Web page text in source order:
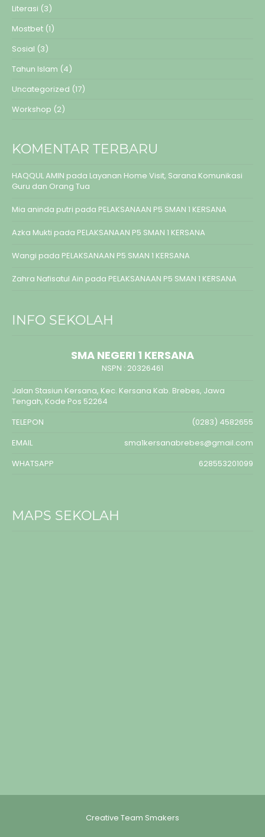
Literasi (3)
Mostbet (1)
Sosial (3)
Tahun Islam (4)
Uncategorized (17)
Workshop (2)
KOMENTAR TERBARU
HAQQUL AMIN pada Layanan Home Visit, Sarana Komunikasi
Guru dan Orang Tua
Mia aninda putri pada PELAKSANAAN P5 SMAN 1 KERSANA
Azka Mukti pada PELAKSANAAN P5 SMAN 1 KERSANA
Wangi pada PELAKSANAAN P5 SMAN 1 KERSANA
Zahra Nafisatul Ain pada PELAKSANAAN P5 SMAN 1 KERSANA
INFO SEKOLAH
SMA NEGERI 1 KERSANA
NSPN : 20326461
Jalan Stasiun Kersana, Kec. Kersana Kab. Brebes, Jawa
Tengah, Kode Pos 52264
TELEPON
(0283) 4582655
EMAIL
sma1kersanabrebes@gmail.com
WHATSAPP
628553201099
MAPS SEKOLAH
Creative Team Smakers